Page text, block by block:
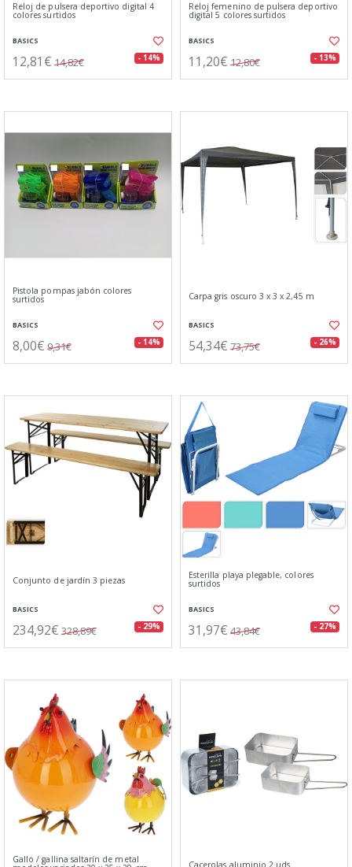
Reloj de pulsera deportivo digital 4
colores surtidos
BASICS
12,81€ 14,82€ - 14%
Reloj femenino de pulsera deportivo
digital 5 colores surtidos
BASICS
11,20€ 12,80€ - 13%
Pistola pompas jabón colores
surtidos
BASICS
8,00€ 9,31€ - 14%
Carpa gris oscuro 3 x 3 x 2,45 m
BASICS
54,34€ 73,75€ - 26%
Conjunto de jardín 3 piezas
BASICS
234,92€ 328,89€ - 29%
Esterilla playa plegable, colores
surtidos
BASICS
31,97€ 43,84€ - 27%
Gallo / gallina saltarín de metal Cacerolas aluminio 2 uds